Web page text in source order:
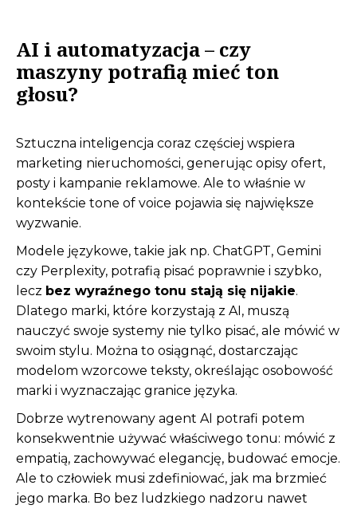
AI i automatyzacja – czy
maszyny potrafią mieć ton
głosu?
Sztuczna inteligencja coraz częściej wspiera
marketing nieruchomości, generując opisy ofert,
posty i kampanie reklamowe. Ale to właśnie w
kontekście tone of voice pojawia się największe
wyzwanie.
Modele językowe, takie jak np. ChatGPT, Gemini
czy Perplexity, potrafią pisać poprawnie i szybko,
lecz bez wyraźnego tonu stają się nijakie.
Dlatego marki, które korzystają z AI, muszą
nauczyć swoje systemy nie tylko pisać, ale mówić w
swoim stylu. Można to osiągnąć, dostarczając
modelom wzorcowe teksty, określając osobowość
marki i wyznaczając granice języka.
Dobrze wytrenowany agent AI potrafi potem
konsekwentnie używać właściwego tonu: mówić z
empatią, zachowywać elegancję, budować emocje.
Ale to człowiek musi zdefiniować, jak ma brzmieć
jego marka. Bo bez ludzkiego nadzoru nawet